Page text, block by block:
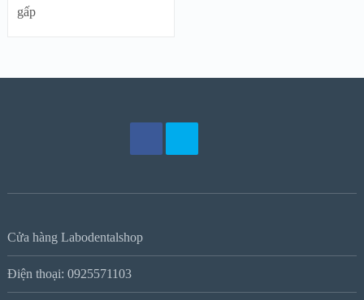
gấp
Cửa hàng Labodentalshop
Điện thoại: 0925571103